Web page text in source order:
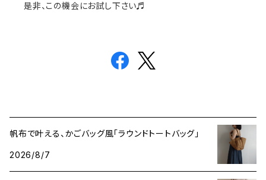
是非、この機会にお試し下さい♬
帆布で叶える、かごバッグ風「ラウンドトートバッグ」
2026/8/7